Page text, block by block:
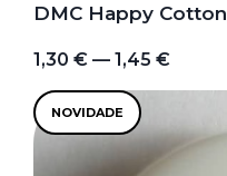
DMC Happy Cotton
1,30 € — 1,45 €
NOVIDADE